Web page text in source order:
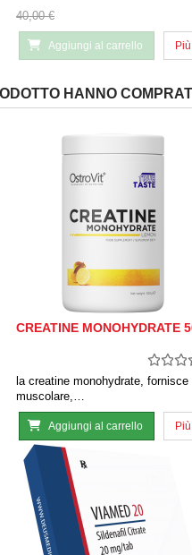
40,00 €
Aggiungi al carrello Più
HANNO
CREATINE MONOHYDRATE
la creatine monohydrate,
muscolare,…
Aggiungi al carrello Più